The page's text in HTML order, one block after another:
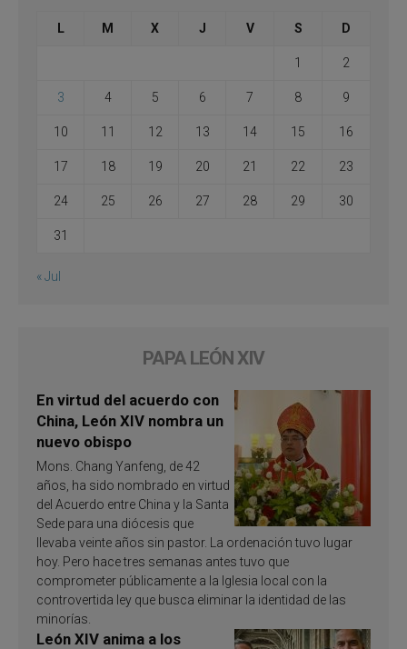
L M X J V S D
1 2
3 4 5 6 7 8 9
10 11 12 13 14 15 16
17 18 19 20 21 22 23
24 25 26 27 28 29 30
31
« Jul
PAPA LEÓN XIV
En virtud del acuerdo con
China, León XIV nombra un
nuevo obispo
Mons. Chang Yanfeng, de 42
años, ha sido nombrado en virtud
del Acuerdo entre China y la Santa
Sede para una diócesis que
llevaba veinte años sin pastor. La ordenación tuvo lugar
hoy. Pero hace tres semanas antes tuvo que
comprometer públicamente a la Iglesia local con la
controvertida ley que busca eliminar la identidad de las
minorías.
León XIV anima a los